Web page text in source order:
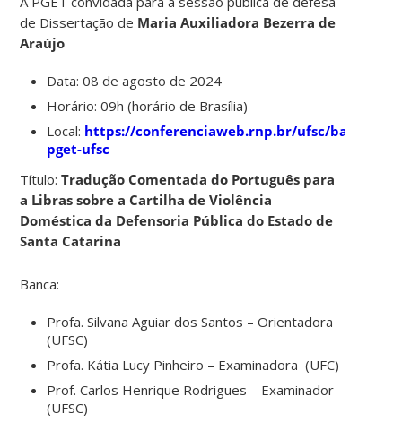
de Dissertação de Maria Auxiliadora Bezerra de
Araújo
Data: 08 de agosto de 2024
Horário: 09h (horário de Brasília)
Local: https://conferenciaweb.rnp.br/ufsc/bancas-
pget-ufsc
Título:Tradução Comentada do Português para
a Libras sobre a Cartilha de Violência
Doméstica da Defensoria Pública do Estado de
Santa Catarina
Banca:
Profa. Silvana Aguiar dos Santos – Orientadora
(UFSC)
Profa. Kátia Lucy Pinheiro – Examinadora (UFC)
Prof. Carlos Henrique Rodrigues – Examinador
(UFSC)